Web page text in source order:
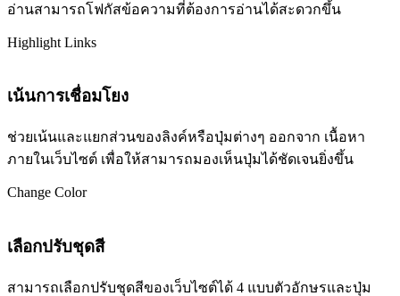
อ่านสามารถโฟกัสข้อความที่ต้องการอ่านได้สะดวกขึ้น
Highlight Links
เน้นการเชื่อมโยง
ช่วยเน้นและแยกส่วนของลิงค์หรือปุ่มต่างๆ ออกจาก เนื้อหา
ภายในเว็บไซต์ เพื่อให้สามารถมองเห็นปุ่มได้ชัดเจนยิ่งขึ้น
Change Color
เลือกปรับชุดสี
สามารถเลือกปรับชุดสีของเว็บไซต์ได้ 4 แบบตัวอักษรและปุ่ม